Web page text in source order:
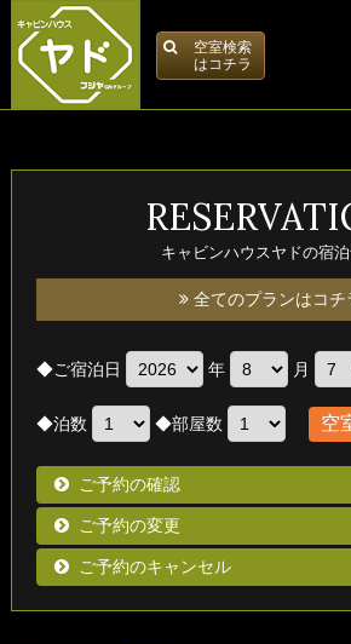
空室検索
はコチラ
キャビンハウスヤドの宿
全てのプランはコチ
◆ご宿泊日 年 月
◆泊数 ◆部屋数
ご予約の確認
ご予約の変更
ご予約のキャンセル